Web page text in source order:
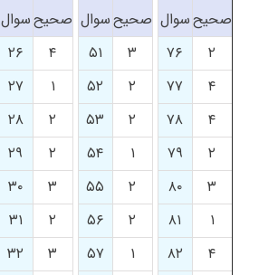
صحیحسوال صحیحسوال صحیحسوال
۲
۷۶ ۳ ۵۱ ۴ ۲۶
۴
۷۷ ۲ ۵۲ ۱ ۲۷
۴
۷۸ ۲ ۵۳ ۲ ۲۸
۲
۷۹ ۱ ۵۴ ۲ ۲۹
۳
۸۰ ۲ ۵۵ ۳ ۳۰
۱
۸۱ ۲ ۵۶ ۲ ۳۱
۴
۸۲ ۱ ۵۷ ۳ ۳۲